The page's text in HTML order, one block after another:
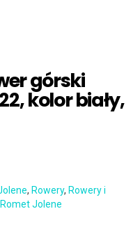
górski
kolor biały,
, Rowery, Rowery i
Romet Jolene